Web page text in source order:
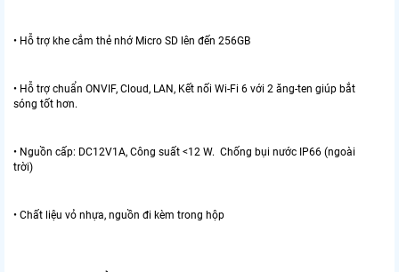
• Hỗ trợ khe cắm thẻ nhớ Micro SD lên đến 256GB
• Hỗ trợ chuẩn ONVIF, Cloud, LAN, Kết nối Wi-Fi 6 với 2 ăng-ten giúp bắt
sóng tốt hơn.
• Nguồn cấp: DC12V1A, Công suất <12 W. Chống bụi nước IP66 (ngoài
trời)
• Chất liệu vỏ nhựa, nguồn đi kèm trong hộp